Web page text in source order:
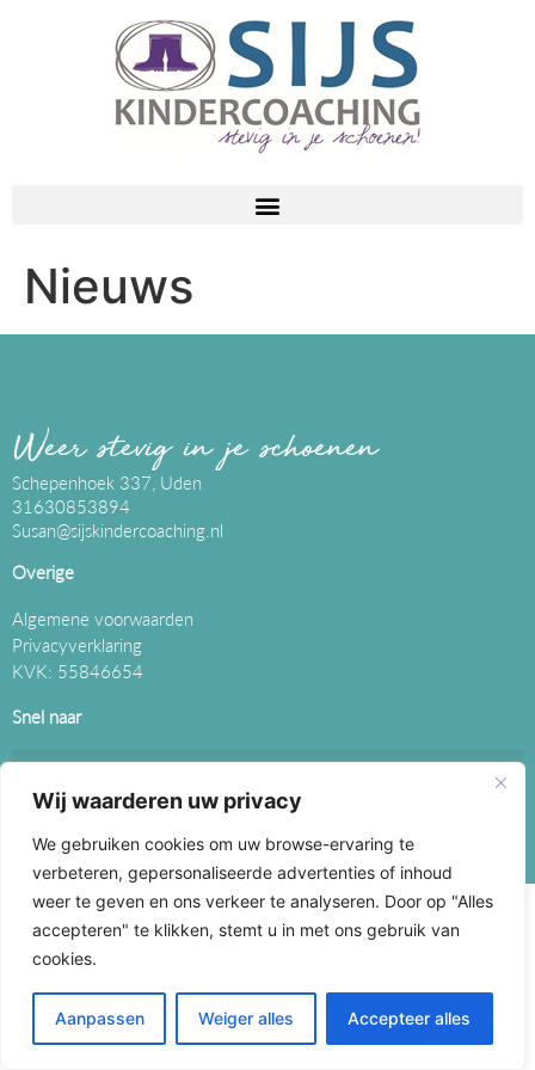
Wij waarderen uw privacy
We gebruiken cookies om uw browse-ervaring te
verbeteren, gepersonaliseerde advertenties of inhoud
weer te geven en ons verkeer te analyseren. Door op "Alles
accepteren" te klikken, stemt u in met ons gebruik van
cookies.
Aanpassen Weiger alles Accepteer alles
Nieuws
Weer stevig in je schoenen
Schepenhoek 337, Uden
31630853894
Susan@sijskindercoaching.nl
Overige
Algemene voorwaarden
Privacyverklaring
KVK: 55846654
Snel naar
Brink Multimedia © 2026 All rights reserved